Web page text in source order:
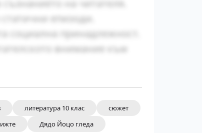
на читателя.
епизоди.
социална принадлежност.
внимание към
литература 10 клас
сюжет
Дядо Йоцо гледа